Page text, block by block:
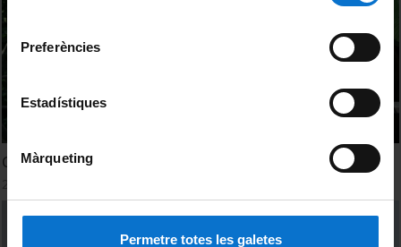
Preferències
Estadístiques
Màrqueting
Permetre totes les galetes
Concert de Sarabat